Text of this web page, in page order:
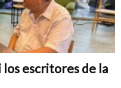
los escritores de la